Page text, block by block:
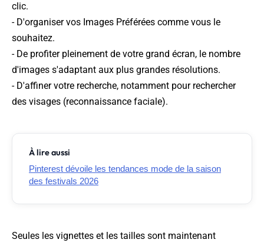
clic.
- D'organiser vos Images Préférées comme vous le
souhaitez.
- De profiter pleinement de votre grand écran, le nombre
d'images s'adaptant aux plus grandes résolutions.
- D'affiner votre recherche, notamment pour rechercher
des visages (reconnaissance faciale).
À lire aussi
Pinterest dévoile les tendances mode de la saison
des festivals 2026
Seules les vignettes et les tailles sont maintenant